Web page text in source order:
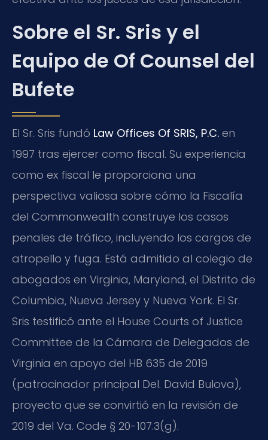
Sobre el Sr. Sris y el
Equipo de Of Counsel del
Bufete
El Sr. Sris fundó Law Offices Of SRIS, P.C. en
1997 tras ejercer como fiscal. Su experiencia
como ex fiscal le proporciona una
perspectiva valiosa sobre cómo la Fiscalía
del Commonwealth construye los casos
penales de tráfico, incluyendo los cargos de
atropello y fuga. Está admitido al colegio de
abogados en Virginia, Maryland, el Distrito de
Columbia, Nueva Jersey y Nueva York. El Sr.
Sris testificó ante el House Courts of Justice
Committee de la Cámara de Delegados de
Virginia en apoyo del HB 635 de 2019
(patrocinador principal Del. David Bulova),
proyecto que se convirtió en la revisión de
2019 del Va. Code § 20-107.3(g).